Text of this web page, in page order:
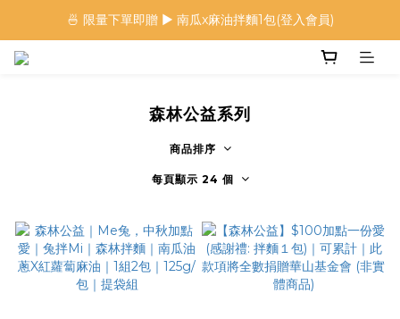
🍜 限量下單即贈 ▶︎ 南瓜x麻油拌麵1包(登入會員)
🍜 限量下單即贈 ▶︎ 南瓜x麻油拌麵1包(登入會員)
🍜 限量下單即贈 ▶︎ 南瓜x麻油拌麵1包(登入會員)
森林公益系列
商品排序
每頁顯示 24 個